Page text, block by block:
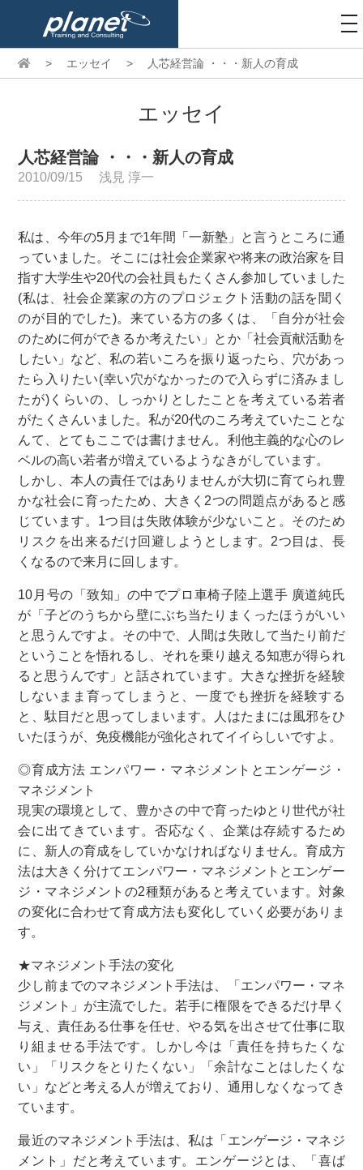
>
エッセイ > 人芯経営論 ・・・新人の育成
エッセイ
人芯経営論 ・・・新人の育成
2010/09/15 浅見 淳一
私は、今年の5月まで1年間「一新塾」と言うところに通
っていました。そこには社会企業家や将来の政治家を目
指す大学生や20代の会社員もたくさん参加していました
(私は、社会企業家の方のプロジェクト活動の話を聞く
のが目的でした)。来ている方の多くは、「自分が社会
のために何ができるか考えたい」とか「社会貢献活動を
したい」など、私の若いころを振り返ったら、穴があっ
たら入りたい(幸い穴がなかったので入らずに済みまし
たが)くらいの、しっかりとしたことを考えている若者
がたくさんいました。私が20代のころ考えていたことな
んて、とてもここでは書けません。利他主義的な心のレ
ベルの高い若者が増えているようなきがしています。
しかし、本人の責任ではありませんが大切に育てられ豊
かな社会に育ったため、大きく2つの問題点があると感
じています。1つ目は失敗体験が少ないこと。そのため
リスクを出来るだけ回避しようとします。2つ目は、長
くなるので来月に回します。
10月号の「致知」の中でプロ車椅子陸上選手 廣道純氏
が「子どのうちから壁にぶち当たりまくったほうがいい
と思うんですよ。その中で、人間は失敗して当たり前だ
ということを悟れるし、それを乗り越える知恵が得られ
ると思うんです」と話されています。大きな挫折を経験
しないまま育ってしまうと、一度でも挫折を経験する
と、駄目だと思ってしまいます。人はたまには風邪をひ
いたほうが、免疫機能が強化されてイイらしいですよ。
◎育成方法 エンパワー・マネジメントとエンゲージ・
マネジメント
現実の環境として、豊かさの中で育ったゆとり世代が社
会に出てきています。否応なく、企業は存続するため
に、新人の育成をしていかなければなりません。育成方
法は大きく分けてエンパワー・マネジメントとエンゲー
ジ・マネジメントの2種類があると考えています。対象
の変化に合わせて育成方法も変化していく必要がありま
す。
★マネジメント手法の変化
少し前までのマネジメント手法は、「エンパワー・マネ
ジメント」が主流でした。若手に権限をできるだけ早く
与え、責任ある仕事を任せ、やる気を出させて仕事に取
り組ませる手法です。しかし今は「責任を持ちたくな
い」「リスクをとりたくない」「余計なことはしたくな
い」などと考える人が増えており、通用しなくなってき
ています。
最近のマネジメント手法は、私は「エンゲージ・マネジ
メント」だと考えています。エンゲージとは、「喜ば